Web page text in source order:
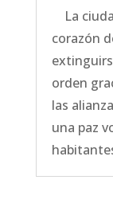
La
corazón
orden
las
una paz